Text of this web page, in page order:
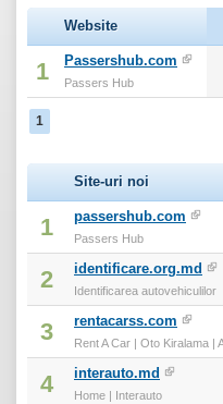
Website
1 Passershub.com
Passers Hub
1
Site-uri noi
1 passershub.com
Passers Hub
2 identificare.org.md
Identificarea autovehiculilor
3 rentacarss.com
Rent A Car | Oto Kiralama |
4 interauto.md
Home | Interauto